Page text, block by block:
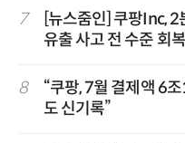
7
[뉴스줌인] 쿠팡Inc,
유출 사고 전 수준 회
8
“쿠팡, 7월 결제액 6
도 신기록”